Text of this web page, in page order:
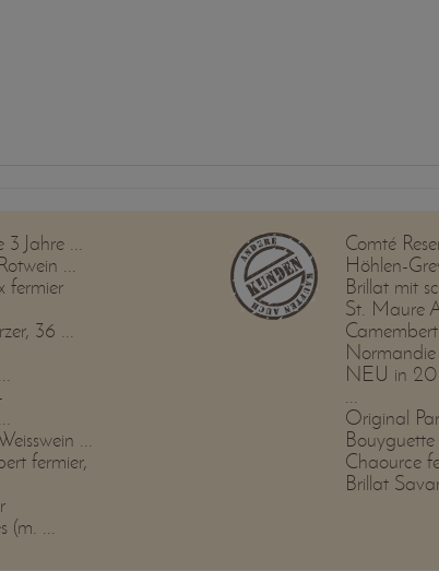
Jahre ...
...
fermier
36 ...
...
fermier,
...
Comté
Höhlen-
Brillat mit
St. Maure
Normandie
NEU in
Original
Bouyguette
Chaource
Brillat